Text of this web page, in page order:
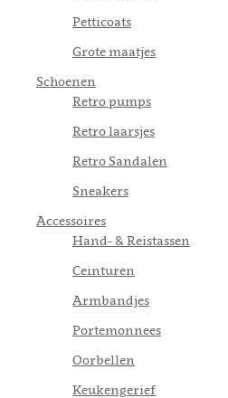
Petticoats
Grote maatjes
Schoenen
Retro pumps
Retro laarsjes
Retro Sandalen
Sneakers
Accessoires
Hand- & Reistassen
Ceinturen
Armbandjes
Portemonnees
Oorbellen
Keukengerief